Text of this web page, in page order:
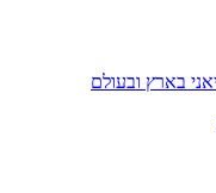
בארץ ובעולם